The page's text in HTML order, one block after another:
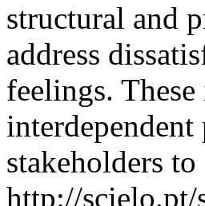
structural and
address
feelings.
stakeholders
http://